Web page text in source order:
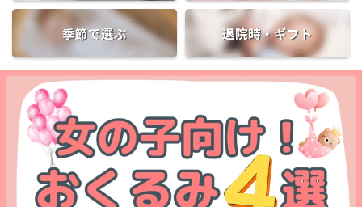
季節で選ぶ 退院時・ギフト